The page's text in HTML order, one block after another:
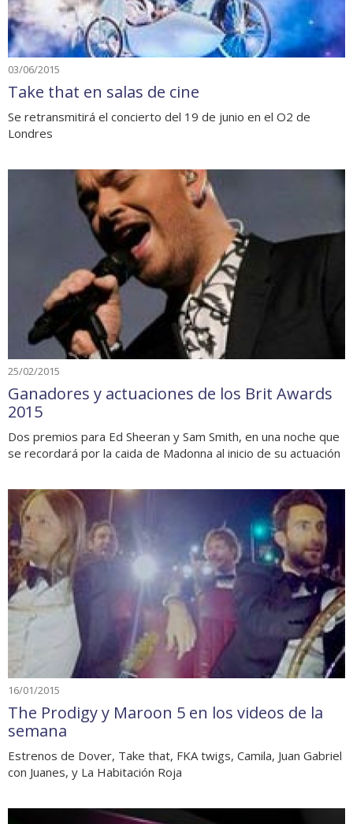
03/06/2015
Take that en salas de cine
Se retransmitirá el concierto del 19 de junio en el O2 de
Londres
25/02/2015
Ganadores y actuaciones de los Brit Awards
2015
Dos premios para Ed Sheeran y Sam Smith, en una noche que
se recordará por la caida de Madonna al inicio de su actuación
16/01/2015
The Prodigy y Maroon 5 en los videos de la
semana
Estrenos de Dover, Take that, FKA twigs, Camila, Juan Gabriel
con Juanes, y La Habitación Roja